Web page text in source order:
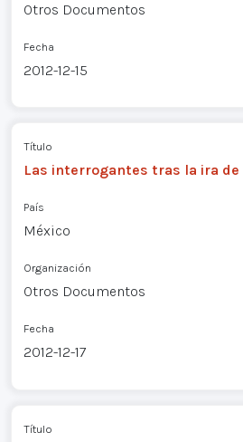
Otros Documentos
Fecha
2012-12-15
Título
Las interrogantes tras la ira
País
México
Organización
Otros Documentos
Fecha
2012-12-17
Título